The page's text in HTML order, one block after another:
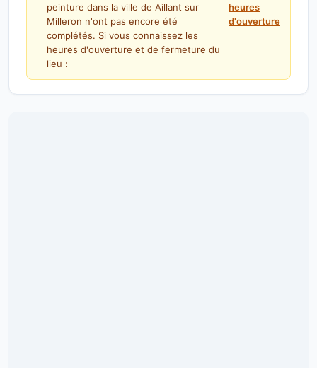
peinture dans la ville de Aillant sur
Milleron n'ont pas encore été
complétés. Si vous connaissez les
heures d'ouverture et de fermeture du
lieu :
heures
d'ouverture